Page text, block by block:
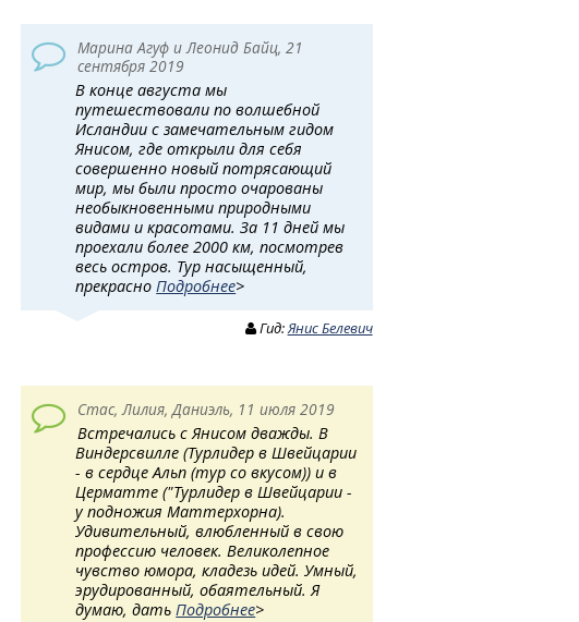
Марина Агуф и Леонид Байц, 21
сентября 2019
В конце августа мы
путешествовали по волшебной
Исландии с замечательным гидом
Янисом, где открыли для себя
совершенно новый потрясающий
мир, мы были просто очарованы
необыкновенными природными
видами и красотами. За 11 дней мы
проехали более 2000 км, посмотрев
весь остров. Тур насыщенный,
прекрасно Подробнее>
Гид:Янис Белевич
Стас, Лилия, Даниэль, 11 июля 2019
Встречались с Янисом дважды. В
Виндерсвилле (Турлидер в Швейцарии
- в сердце Альп (тур со вкусом)) и в
Церматте ("Турлидер в Швейцарии -
у подножия Маттерхорна).
Удивительный, влюбленный в свою
профессию человек. Великолепное
чувство юмора, кладезь идей. Умный,
эрудированный, обаятельный. Я
думаю, датьПодробнее>